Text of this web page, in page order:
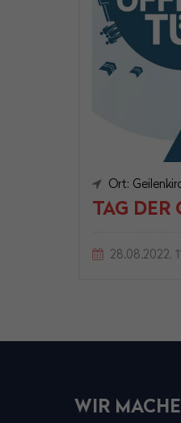
Ort:
TAG DER
28.08.2022,
WIR